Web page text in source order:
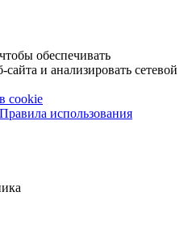
обеспечивать
и анализировать сетевой
cookie
Правила использования